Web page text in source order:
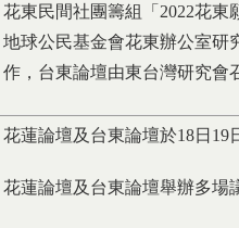
花東民間社團籌組「2022花東
地球公民基金會花東辦公室研
作，台東論壇由東台灣研究會
花蓮論壇及台東論壇於18日19
花蓮論壇及台東論壇舉辦多場